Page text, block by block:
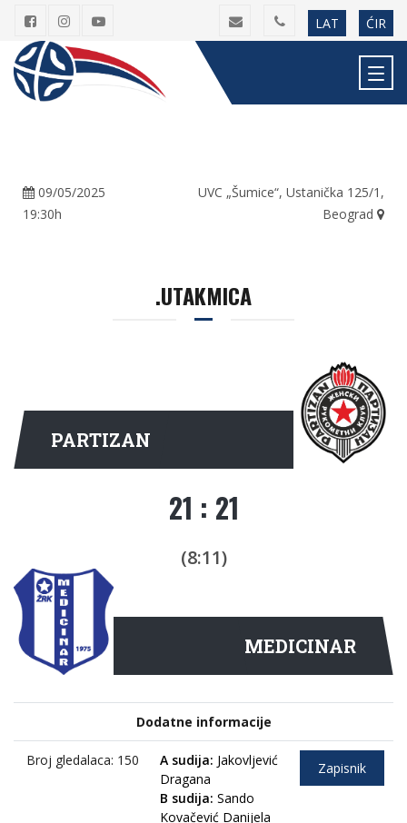
LAT ĆIR
09/05/2025
19:30h
UVC „Šumice“, Ustanička 125/1,
Beograd
.UTAKMICA
PARTIZAN
21 : 21
(8:11)
MEDICINAR
Dodatne informacije
Broj gledalaca: 150 A sudija: Jakovljević
Dragana
B sudija: Sando
Kovačević Danijela
Zapisnik